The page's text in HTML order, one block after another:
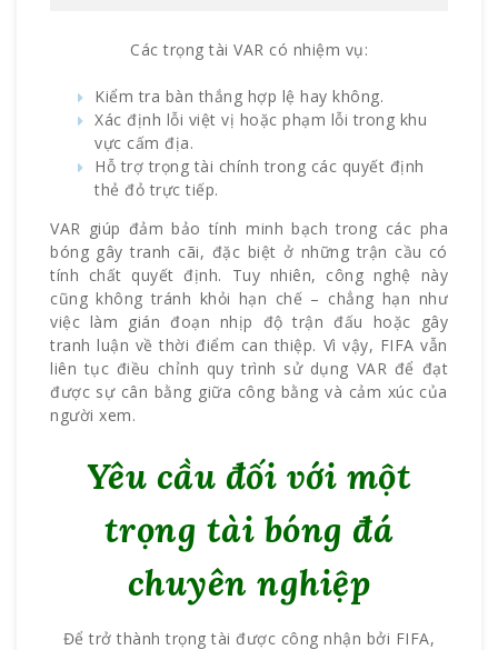
Các trọng tài VAR có nhiệm vụ:
Kiểm tra bàn thắng hợp lệ hay không.
Xác định lỗi việt vị hoặc phạm lỗi trong khu
vực cấm địa.
Hỗ trợ trọng tài chính trong các quyết định
thẻ đỏ trực tiếp.
VAR giúp đảm bảo tính minh bạch trong các pha
bóng gây tranh cãi, đặc biệt ở những trận cầu có
tính chất quyết định. Tuy nhiên, công nghệ này
cũng không tránh khỏi hạn chế – chẳng hạn như
việc làm gián đoạn nhịp độ trận đấu hoặc gây
tranh luận về thời điểm can thiệp. Vì vậy, FIFA vẫn
liên tục điều chỉnh quy trình sử dụng VAR để đạt
được sự cân bằng giữa công bằng và cảm xúc của
người xem.
Yêu cầu đối với một
trọng tài bóng đá
chuyên nghiệp
Để trở thành trọng tài được công nhận bởi FIFA,